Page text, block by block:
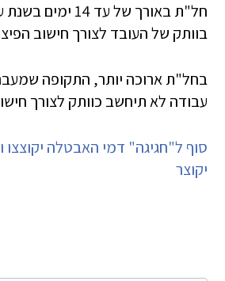
חל"ת באורך של עד
בוותק של העובד לצורך חישוב
עבודה לא תיחשב כוותק לצורך
סוף ל"חגיגה" דמי האבטלה יקוצצו
יקוצר